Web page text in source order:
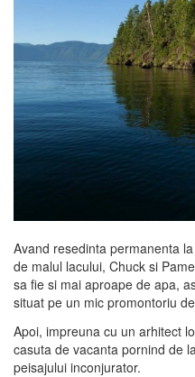
Avand resedinta permanenta
de malul lacului, Chuck si
sa fie si mai aproape de apa,
situat pe un mic promontoriu
Apoi, impreuna cu un arhitect
casuta de vacanta pornind de
peisajului inconjurator.